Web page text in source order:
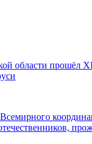
области прошёл
Всемирного